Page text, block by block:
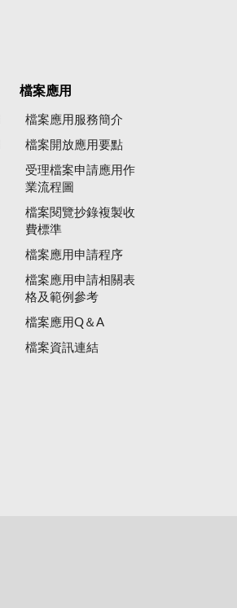
檔案應用
檔案應用服務簡介
檔案開放應用要點
受理檔案申請應用作
業流程圖
檔案閱覽抄錄複製收
費標準
檔案應用申請程序
檔案應用申請相關表
格及範例參考
檔案應用Q＆A
檔案資訊連結